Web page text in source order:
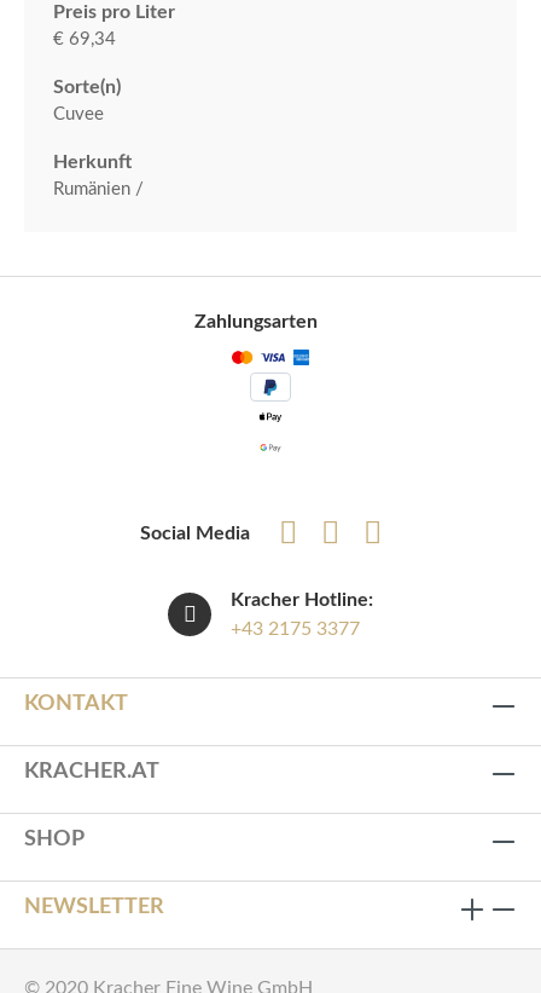
Preis pro Liter
€ 69,34
Sorte(n)
Cuvee
Herkunft
Rumänien /
Zahlungsarten
Social Media
Kracher Hotline:
+43 2175 3377
KONTAKT
KRACHER.AT
SHOP
NEWSLETTER
© 2020 Kracher Fine Wine GmbH